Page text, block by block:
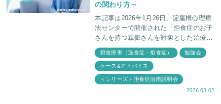
の関わり方～
本記事は2026年1月26日、淀屋橋心理療
法センターで開催された「拒食症のお子
さんを持つ親御さんを対象とした治療説
明会」の内容をもとに執筆しています。
今回のテーマは、痩せることに執着する
お子さ
摂食障害（過食症・拒食症） 勉強会
ケース&アドバイス
＜シリーズ＞拒食症治療説明会
2026.03.02